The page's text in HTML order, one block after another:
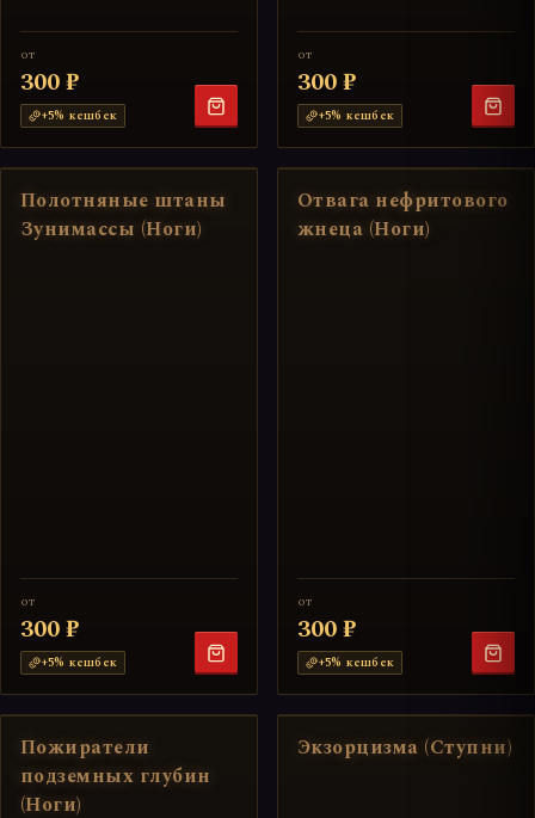
от
300 ₽
+5% кешбек
от
300 ₽
+5% кешбек
Полотняные штаны
Зунимассы (Ноги)
от
300 ₽
+5% кешбек
Отвага нефритового
жнеца (Ноги)
от
300 ₽
+5% кешбек
Пожиратели
подземных глубин
(Ноги)
Экзорцизма (Ступни)